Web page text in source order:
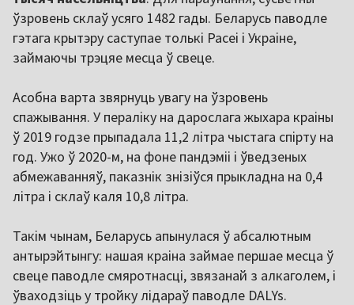
ўзровень склаў усяго 1482 гады. Беларусь паводле
гэтага крытэру саступае толькі Расеі і Украіне,
займаючы трэцяе месца ў свеце.
Асобна варта звярнуць увагу на ўзровень
спажывання. У пераліку на дарослага жыхара краіны
ў 2019 годзе прыпадала 11,2 літра чыстага спірту на
год. Ужо ў 2020-м, на фоне пандэміі і ўведзеных
абмежаванняў, паказнік знізіўся прыкладна на 0,4
літра і склаў каля 10,8 літра.
Такім чынам, Беларусь апынулася ў абсалютным
антырэйтынгу: нашая краіна займае першае месца ў
свеце паводле смяротнасці, звязанай з алкаголем, і
ўваходзіць у тройку лідараў паводле DALYs.